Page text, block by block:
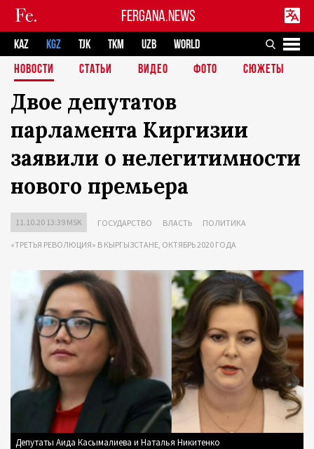
FERGANA.NEWS
KAZ KGZ TJK TKM UZB
WORLD
НОВОСТИ
СТАТЬИ ВИДЕО ФОТО СЮЖЕТЫ
Двое депутатов
парламента Киргизии
заявили о нелегитимности
нового премьера
11.10.20 13:39 MSK ГОСУДАРСТВО ВЛАСТЬ ПОЛИТИКА
«ТРЕТЬЯ РЕВОЛЮЦИЯ» В КЫРГЫЗСТАНЕ, ОКТЯБРЬ 2020 ГОДА
Депутаты Аида Касымалиева и Наталья Никитенко